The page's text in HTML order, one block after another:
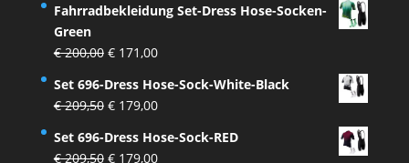
war:
ist:
Fahrradbekleidung Set-Dress Hose-Socken-
Green
€200,00 Ursprünglicher
war:
€ 200,00
€171,00Aktueller
ist:
€ 171,00.
Set 696-Dress Hose-Sock-White-Black
€209,50 Ursprünglicher
war:
€179,00Aktueller
ist:
Set 696-Dress Hose-Sock-RED
€209,50 Ursprünglicher
€179,00Aktueller